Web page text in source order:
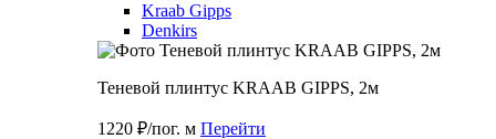
Kraab Gipps
Denkirs
Теневой плинтус KRAAB GIPPS, 2м
1220 ₽/пог. м Перейти